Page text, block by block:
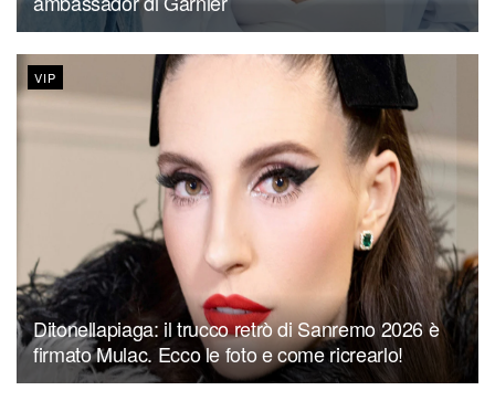
VIP
Ditonellapiaga: il trucco retrò di Sanremo 2026 è
firmato Mulac. Ecco le foto e come ricrearlo!